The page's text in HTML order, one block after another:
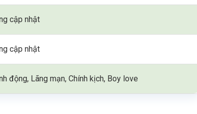
cập nhật
cập nhật
động, Lãng mạn, Chính kịch, Boy love